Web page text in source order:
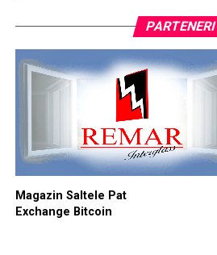
PARTENERI
Magazin Saltele Pat
Exchange Bitcoin